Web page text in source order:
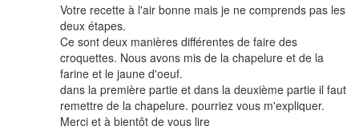
Votre recette à l'air bonne mais je ne comprends pas les
deux étapes.
Ce sont deux manières différentes de faire des
croquettes. Nous avons mis de la chapelure et de la
farine et le jaune d'oeuf.
dans la première partie et dans la deuxième partie il faut
remettre de la chapelure. pourriez vous m'expliquer.
Merci et à bientôt de vous lire